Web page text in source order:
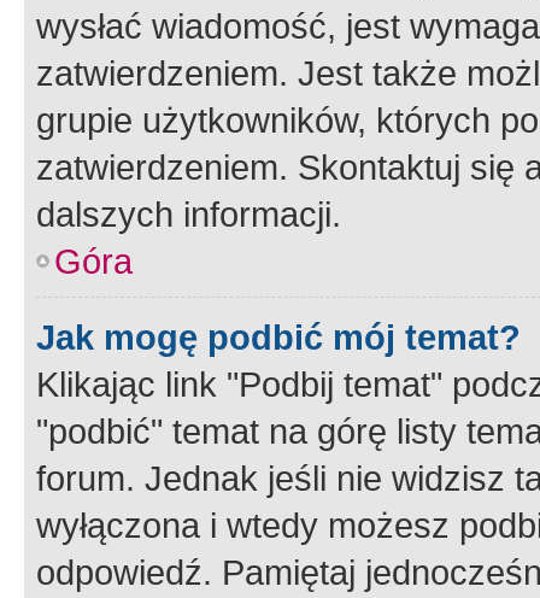
wysłać wiadomość, jest
zatwierdzeniem. Jest także
grupie użytkowników, których
zatwierdzeniem. Skontaktuj się
dalszych informacji.
Góra
Jak mogę podbić mój temat?
Klikając link "Podbij temat"
"podbić" temat na górę listy
forum. Jednak jeśli nie widzisz
wyłączona i wtedy możesz
odpowiedź. Pamiętaj